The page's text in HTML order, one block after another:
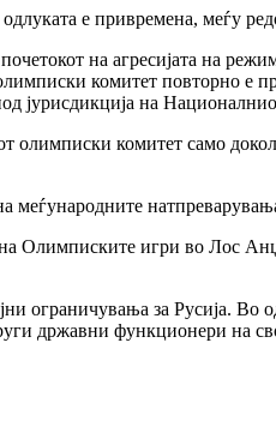
е привремена, меѓу
на агресијата на
комитет повторно е
јурисдикција на
комитет само
меѓународните
Олимписките игри во Лос
ограничувања за Русија. Во
државни функционери на